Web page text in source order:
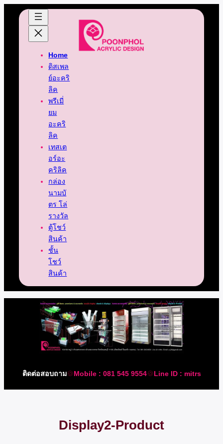
Home
ดิสเพล
ย์อะคริ
ลิค
พรีเมี่
ยม
อะคริ
ลิค
เทสเต
อร์อะ
คริลิค
กล่อง
นามบั
ตร โล่
รางวัล
ตู้โชว์
สินค้า
ชั้น
โชว์
สินค้า
ติดต่อสอบถาม🍪Mobile : 081 545 9554🍪Line ID : mitrs
Display2-Product